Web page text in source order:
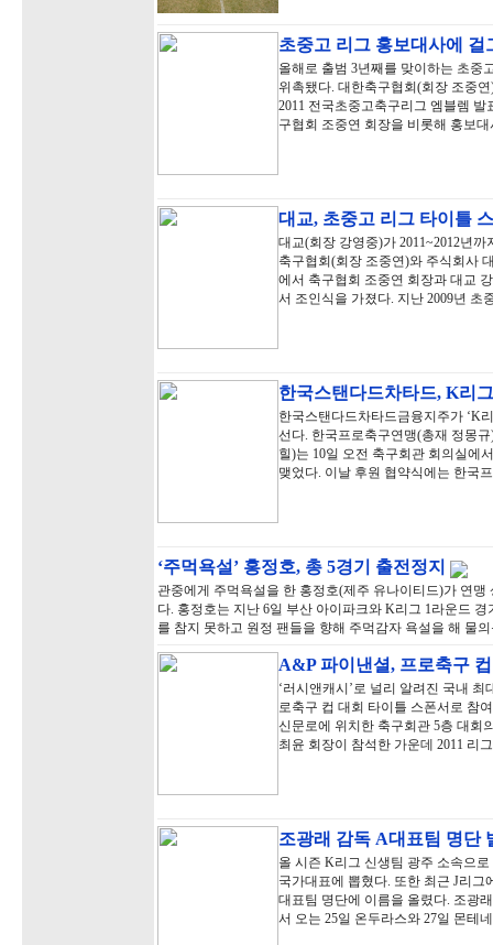
초중고 리그 홍보대사에
올해로 출범 3년째를 맞이하는 초중
위촉됐다. 대한축구협회(회장 조중
2011 전국초중고축구리그 엠블렘
구협회 조중연 회장을 비롯해 홍보
대교, 초중고 리그 타이틀
대교(회장 강영중)가 2011~2012년
축구협회(회장 조중연)와 주식회사
에서 축구협회 조중연 회장과 대교
서 조인식을 가졌다. 지난 2009년 초
한국스탠다드차타드, K리
한국스탠다드차타드금융지주가 ‘K
선다. 한국프로축구연맹(총재 정몽
힐)는 10일 오전 축구회관 회의실에
맺었다. 이날 후원 협약식에는 한국
‘주먹욕설’ 홍정호, 총 5경기 출전정지
관중에게 주먹욕설을 한 홍정호(제주 유나이티드)가 연
다. 홍정호는 지난 6일 부산 아이파크와 K리그 1라운드
를 참지 못하고 원정 팬들을 향해 주먹감자 욕설을 해 물
A&P 파이낸셜, 프로축구
‘러시앤캐시’로 널리 알려진 국내
로축구 컵 대회 타이틀 스폰서로 참
신문로에 위치한 축구회관 5층 대회
최윤 회장이 참석한 가운데 2011 리
조광래 감독 A대표팀 명단
올 시즌 K리그 신생팀 광주 소속으
국가대표에 뽑혔다. 또한 최근 J리
대표팀 명단에 이름을 올렸다. 조광
서 오는 25일 온두라스와 27일 몬테